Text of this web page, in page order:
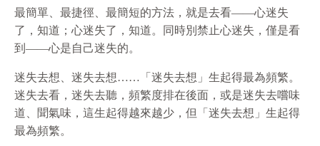
最簡單、最捷徑、最簡短的方法，就是去看——心迷失
了，知道；心迷失了，知道。同時別禁止心迷失，僅是看
到——心是自己迷失的。
迷失去想、迷失去想……「迷失去想」生起得最為頻繁。
迷失去看，迷失去聽，頻繁度排在後面，或是迷失去嚐味
道、聞氣味，這生起得越來越少，但「迷失去想」生起得
最為頻繁。